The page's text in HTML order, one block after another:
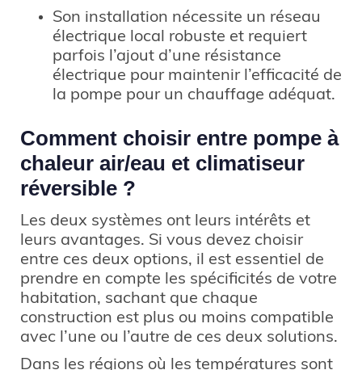
Son installation nécessite un réseau
électrique local robuste et requiert
parfois l’ajout d’une résistance
électrique pour maintenir l’efficacité de
la pompe pour un chauffage adéquat.
Comment choisir entre pompe à
chaleur air/eau et climatiseur
réversible ?
Les deux systèmes ont leurs intérêts et
leurs avantages. Si vous devez choisir
entre ces deux options, il est essentiel de
prendre en compte les spécificités de votre
habitation, sachant que chaque
construction est plus ou moins compatible
avec l’une ou l’autre de ces deux solutions.
Dans les régions où les températures sont